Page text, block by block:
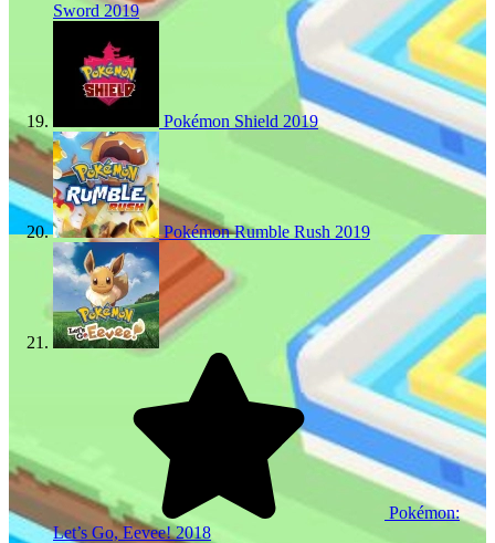
Sword2019
Pokémon Shield 2019
Pokémon Rumble Rush 2019
Pokémon:
Let’s Go, Eevee!2018